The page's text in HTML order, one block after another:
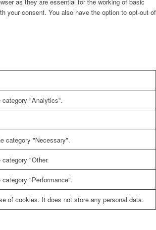
as they are essential for the working of basic
your consent. You also have the option to opt-out of
"Analytics".
category "Necessary".
"Other.
"Performance".
of cookies. It does not store any personal data.